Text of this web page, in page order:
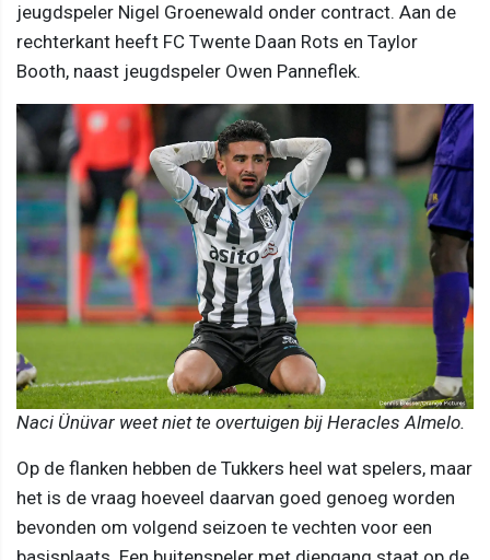
jeugdspeler Nigel Groenewald onder contract. Aan de
rechterkant heeft FC Twente Daan Rots en Taylor
Booth, naast jeugdspeler Owen Panneflek.
Naci Ünüvar weet niet te overtuigen bij Heracles Almelo.
Op de flanken hebben de Tukkers heel wat spelers, maar
het is de vraag hoeveel daarvan goed genoeg worden
bevonden om volgend seizoen te vechten voor een